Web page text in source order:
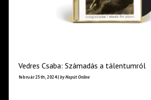
Vedres Csaba: Számadás a tálentumról
február 25th, 2024 | by Napút Online